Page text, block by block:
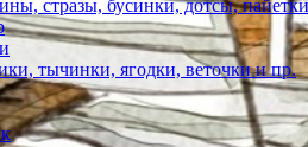
стразы, бусинки, дотсы,
тычинки, ягодки, веточки и пр.